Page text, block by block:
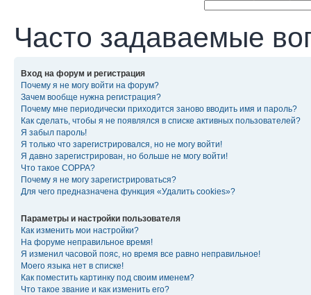
Часто задаваемые
Вход на форум и регистрация
Почему я не могу войти на форум?
Зачем вообще нужна регистрация?
Почему мне периодически приходится заново вводить имя и пароль?
Как сделать, чтобы я не появлялся в списке активных пользователей?
Я забыл пароль!
Я только что зарегистрировался, но не могу войти!
Я давно зарегистрирован, но больше не могу войти!
Что такое COPPA?
Почему я не могу зарегистрироваться?
Для чего предназначена функция «Удалить cookies»?
Параметры и настройки пользователя
Как изменить мои настройки?
На форуме неправильное время!
Я изменил часовой пояс, но время все равно неправильное!
Моего языка нет в списке!
Как поместить картинку под своим именем?
Что такое звание и как изменить его?